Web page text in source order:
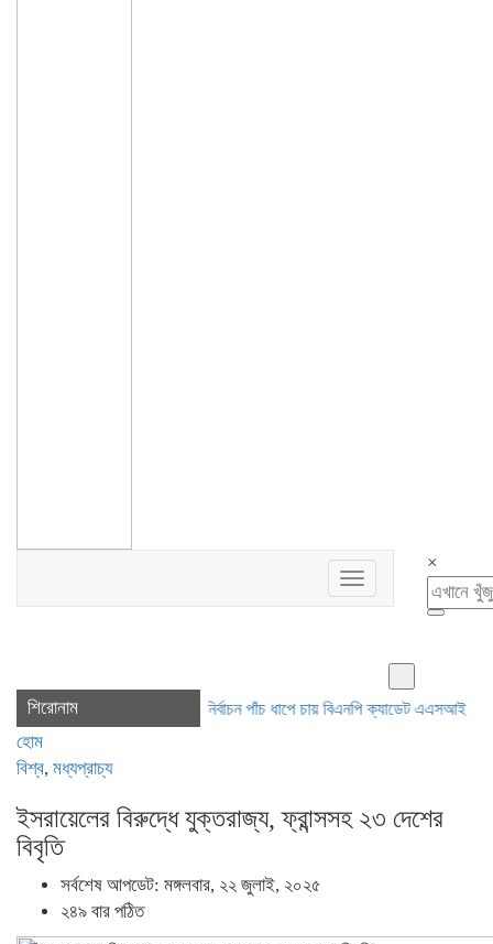
Toggle
navigation
×
শিরোনামস্থানীয় সরকার নির্বাচন পাঁচ ধাপে চায় বিএনপি ক্যাডেট এএসআই নিয়োগে ভুয়া
হোম
বিশ্ব, মধ্যপ্রাচ্য
ইসরায়েলের বিরুদ্ধে যুক্তরাজ্য, ফ্রান্সসহ ২৩ দেশের
বিবৃতি
সর্বশেষ আপডেট: মঙ্গলবার, ২২ জুলাই, ২০২৫
২৪৯ বার পঠিত